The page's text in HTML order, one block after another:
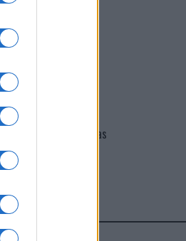
I nostri cari
Giovannimaria Cabras